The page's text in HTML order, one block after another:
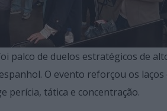
palco de duelos estratégicos de
O evento reforçou os
perícia, tática e concentração.